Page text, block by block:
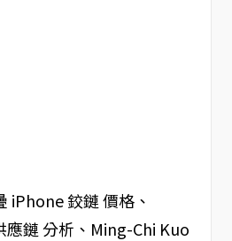
iPhone 鉸鏈 價格、
鏈 分析、Ming-Chi Kuo